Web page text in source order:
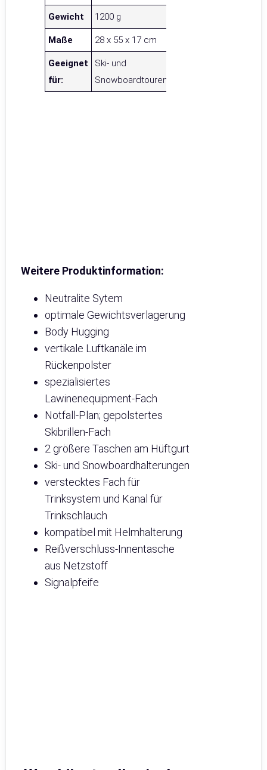
Gewicht 1200 g
Maße 28 x 55 x 17 cm
Geeignet
für:
Ski- und
Snowboardtouren
Weitere Produktinformation:
Neutralite Sytem
optimale Gewichtsverlagerung
Body Hugging
vertikale Luftkanäle im
Rückenpolster
spezialisiertes
Lawinenequipment-Fach
Notfall-Plan; gepolstertes
Skibrillen-Fach
2 größere Taschen am Hüftgurt
Ski- und Snowboardhalterungen
verstecktes Fach für
Trinksystem und Kanal für
Trinkschlauch
kompatibel mit Helmhalterung
Reißverschluss-Innentasche
aus Netzstoff
Signalpfeife